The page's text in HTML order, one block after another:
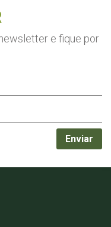
e fique por